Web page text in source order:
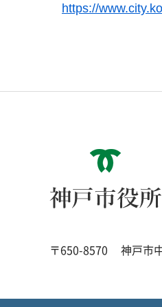
https://
神戸市役所
〒650-8570 神戸市